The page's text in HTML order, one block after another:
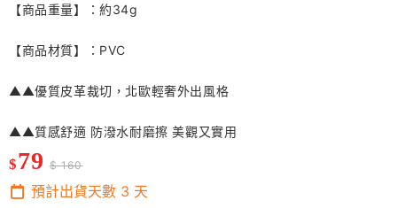
【商品重量】：約34g
【商品材質】：PVC
▲▲優質皮革裁切，北歐輕奢外出風格
▲▲質感舒適 防潑水耐磨擦 美觀又實用
$79 $ 160
預計出貨天數 3 天